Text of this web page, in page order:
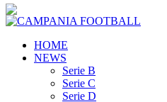
HOME
NEWS
Serie B
Serie C
Serie D